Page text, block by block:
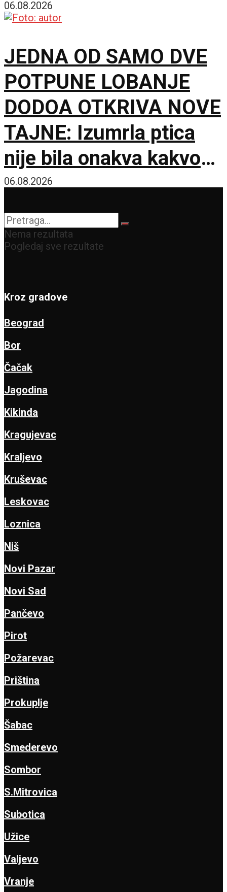
u Muzeju Jugoslavije
06.08.2026
JEDNA OD SAMO DVE
POTPUNE LOBANJE
DODOA OTKRIVA NOVE
TAJNE: Izumrla ptica
nije bila onakva kakvom
je zamišljamo
06.08.2026
Nema rezultata
Pogledaj sve rezultate
Kroz gradove
Beograd
Bor
Čačak
Jagodina
Kikinda
Kragujevac
Kraljevo
Kruševac
Leskovac
Loznica
Niš
Novi Pazar
Novi Sad
Pančevo
Pirot
Požarevac
Priština
Prokuplje
Šabac
Smederevo
Sombor
S.Mitrovica
Subotica
Užice
Valjevo
Vranje